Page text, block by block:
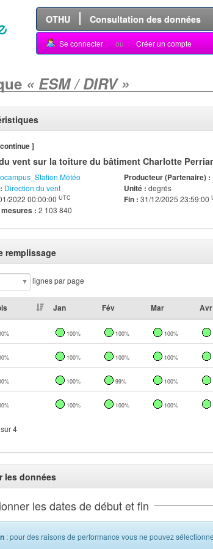
OTHU Consultation des données
Se connecter ou Créer un compte
« ESM / DIRV »
]
vent sur la toiture du bâtiment Charlotte
Météo Producteur (Partenaire) :
Direction du vent Unité : degrés
2022 00:00:00 UTC Fin : 31/12/2025 23:59:00
: 2 103 840
remplissage
lignes par page
Jan Fév Mar Avr
100% 100% 100%
100% 100% 100%
100% 99% 100%
100% 100% 100%
4
les données
les dates de début et fin
: pour des raisons de performance vous ne pouvez